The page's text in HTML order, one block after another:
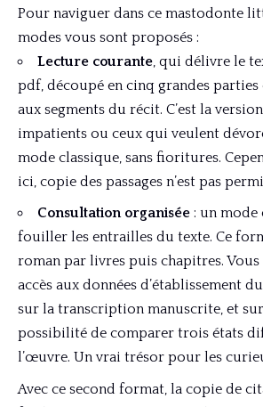
Pour naviguer dans ce mastodonte
modes vous sont proposés :
Lecture courante , qui délivre le
pdf, découpé en cinq grandes
aux segments du récit. C’est la
impatients ou ceux qui veulent
mode classique, sans fioritures.
ici, copie des passages n’est pas
Consultation organisée : un
fouiller les entrailles du texte. Ce
roman par livres puis chapitres. Vous
accès aux données d’établissement
sur la transcription manuscrite, et
possibilité de comparer trois états
l’œuvre. Un vrai trésor pour les
Avec ce second format, la copie de